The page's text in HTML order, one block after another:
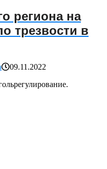
региона на
трезвости в
09.11.2022